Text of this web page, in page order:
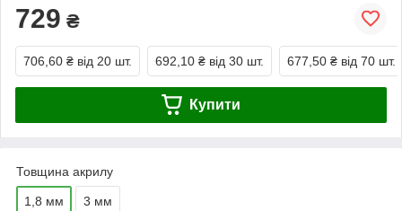
729 ₴
706,60 ₴ від 20 шт. 692,10 ₴ від 30 шт. 677,50 ₴ від 70 шт.
Купити
Товщина акрилу
1,8 мм 3 мм